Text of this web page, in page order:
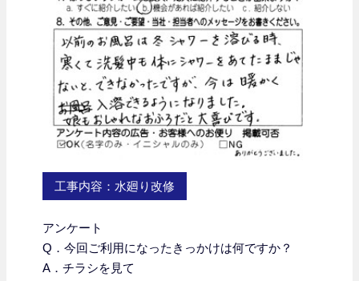
工事内容：水廻り改修
アンケート
Q．今回ご利用になったきっかけは何ですか？
A．チラシを見て